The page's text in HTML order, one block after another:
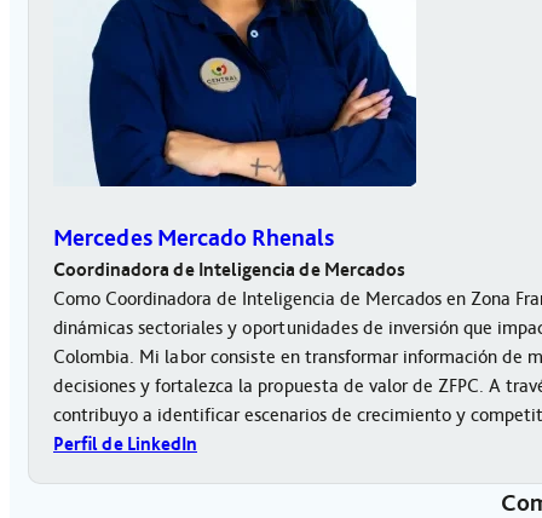
Mercedes Mercado Rhenals
Coordinadora de Inteligencia de Mercados
Como Coordinadora de Inteligencia de Mercados en Zona
dinámicas sectoriales y oportunidades de inversión que
Colombia. Mi labor consiste en transformar información de
decisiones y fortalezca la propuesta de valor de ZFPC. A
contribuyo a identificar escenarios de crecimiento y
Perfil de LinkedIn